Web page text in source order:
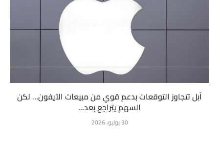
آبل تتجاوز التوقعات بدعم قوي من مبيعات الآيفون… لكن
السهم يتراجع بعد...
30 يوليو، 2026